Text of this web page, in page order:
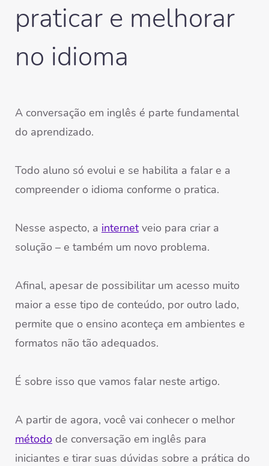
praticar e melhorar
no idioma
A conversação em inglês é parte fundamental
do aprendizado.
Todo aluno só evolui e se habilita a falar e a
compreender o idioma conforme o pratica.
Nesse aspecto, a internetveio para criar a
solução – e também um novo problema.
Afinal, apesar de possibilitar um acesso muito
maior a esse tipo de conteúdo, por outro lado,
permite que o ensino aconteça em ambientes e
formatos não tão adequados.
É sobre isso que vamos falar neste artigo.
A partir de agora, você vai conhecer o melhor
método de conversação em inglês para
iniciantes e tirar suas dúvidas sobre a prática do